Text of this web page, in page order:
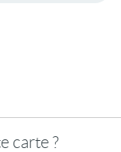
carte ?